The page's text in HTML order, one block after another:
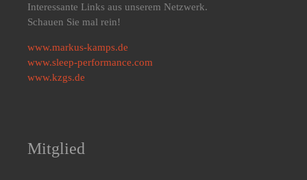
Interessante Links aus unserem Netzwerk.
Schauen Sie mal rein!
www.markus-kamps.de
www.sleep-performance.com
www.kzgs.de
Mitglied